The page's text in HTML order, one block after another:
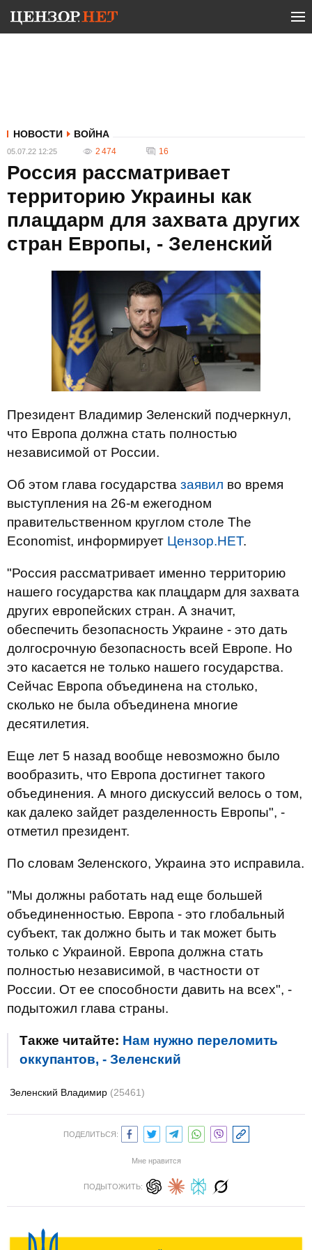
НОВОСТИ ВОЙНА
05.07.22 12:25 2 474 16
Россия рассматривает
территорию Украины как
плацдарм для захвата других
стран Европы, - Зеленский
Президент Владимир Зеленский подчеркнул,
что Европа должна стать полностью
независимой от России.
Об этом глава государства заявил во время
выступления на 26-м ежегодном
правительственном круглом столе The
Economist, информирует Цензор.НЕТ.
"Россия рассматривает именно территорию
нашего государства как плацдарм для захвата
других европейских стран. А значит,
обеспечить безопасность Украине - это дать
долгосрочную безопасность всей Европе. Но
это касается не только нашего государства.
Сейчас Европа объединена на столько,
сколько не была объединена многие
десятилетия.
Еще лет 5 назад вообще невозможно было
вообразить, что Европа достигнет такого
объединения. А много дискуссий велось о том,
как далеко зайдет разделенность Европы", -
отметил президент.
По словам Зеленского, Украина это исправила.
"Мы должны работать над еще большей
объединенностью. Европа - это глобальный
субъект, так должно быть и так может быть
только с Украиной. Европа должна стать
полностью независимой, в частности от
России. От ее способности давить на всех", -
подытожил глава страны.
Также читайте: Нам нужно переломить
оккупантов, - Зеленский
Зеленский Владимир (25461)
ПОДЕЛИТЬСЯ:
Мне нравится
ПОДЫТОЖИТЬ: